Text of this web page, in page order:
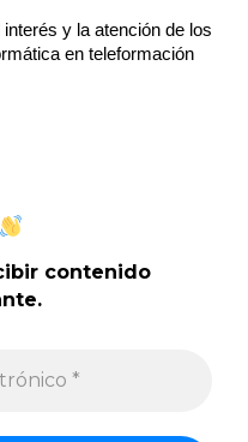
y la atención de los
en teleformación
contenido
.